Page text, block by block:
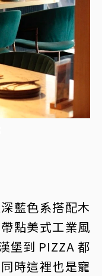
藍色系搭配木
點美式工業風
堡到 PIZZA 都
時這裡也是寵